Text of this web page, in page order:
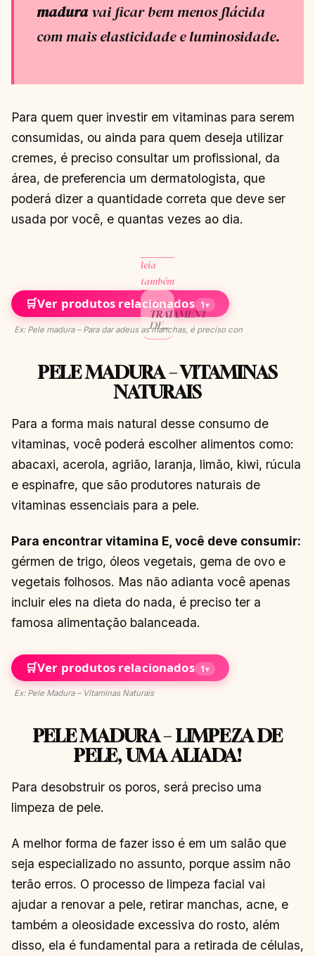
maduravai ficar bem menos flácida
com mais elasticidade e luminosidade.
Para quem quer investir em vitaminas para serem
consumidas, ou ainda para quem deseja utilizar
cremes, é preciso consultar um profissional, da
área, de preferencia um dermatologista, que
poderá dizer a quantidade correta que deve ser
usada por você, e quantas vezes ao dia.
leia
também
BELEZA
TRATAMENTO
DE
OLHEIRAS
HIALURÔNICO
CONTINUAR
LENDO →
🛒Ver produtos relacionados 1▾
Ex: Pele madura – Para dar adeus as manchas, é preciso con
PELE MADURA – VITAMINAS
NATURAIS
Para a forma mais natural desse consumo de
vitaminas, você poderá escolher alimentos como:
abacaxi, acerola, agrião, laranja, limão, kiwi, rúcula
e espinafre, que são produtores naturais de
vitaminas essenciais para a pele.
Para encontrar vitamina E, você deve consumir:
gérmen de trigo, óleos vegetais, gema de ovo e
vegetais folhosos. Mas não adianta você apenas
incluir eles na dieta do nada, é preciso ter a
famosa alimentação balanceada.
🛒Ver produtos relacionados 1▾
Ex: Pele Madura – Vitaminas Naturais
PELE MADURA – LIMPEZA DE
PELE, UMA ALIADA!
Para desobstruir os poros, será preciso uma
limpeza de pele.
A melhor forma de fazer isso é em um salão que
seja especializado no assunto, porque assim não
terão erros. O processo de limpeza facial vai
ajudar a renovar a pele, retirar manchas, acne, e
também a oleosidade excessiva do rosto, além
disso, ela é fundamental para a retirada de células,